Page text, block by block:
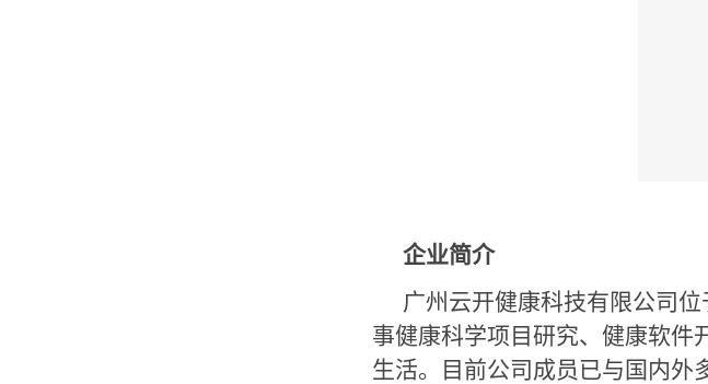
企业简介
广州云开健康科技有限公司
事健康科学项目研究、健康软件
生活。目前公司成员已与国内外